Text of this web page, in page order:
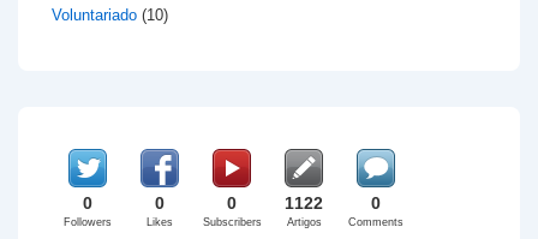
Voluntariado (10)
0
Followers
0
Likes
0
Subscribers
1122
Artigos
0
Comments